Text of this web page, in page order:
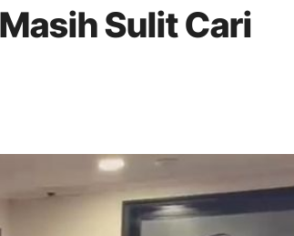
Masih Sulit Cari